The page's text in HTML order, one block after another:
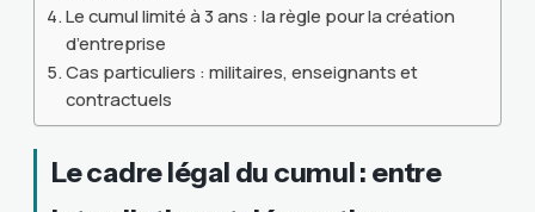
Le cumul limité à 3 ans : la règle pour la création
d’entreprise
Cas particuliers : militaires, enseignants et
contractuels
Le cadre légal du cumul : entre